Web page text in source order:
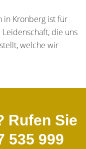
in Kronberg ist für
die uns
welche wir
Rufen Sie
535 999